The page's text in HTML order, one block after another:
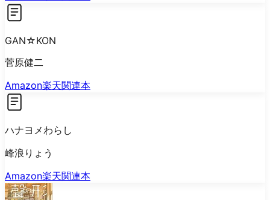
GAN☆KON
菅原健二
Amazon楽天関連本
ハナヨメわらし
峰浪りょう
Amazon楽天関連本